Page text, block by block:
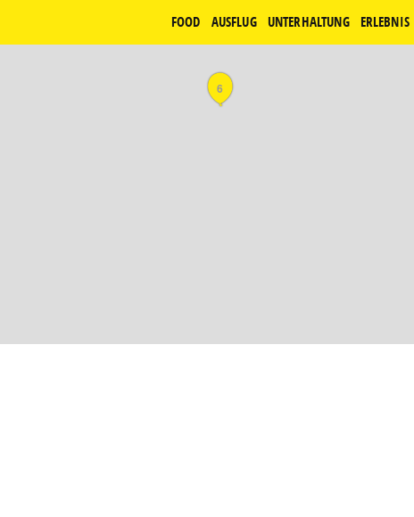
FOOD AUSFLUG UNTERHALTUNG ERLEBNIS
6